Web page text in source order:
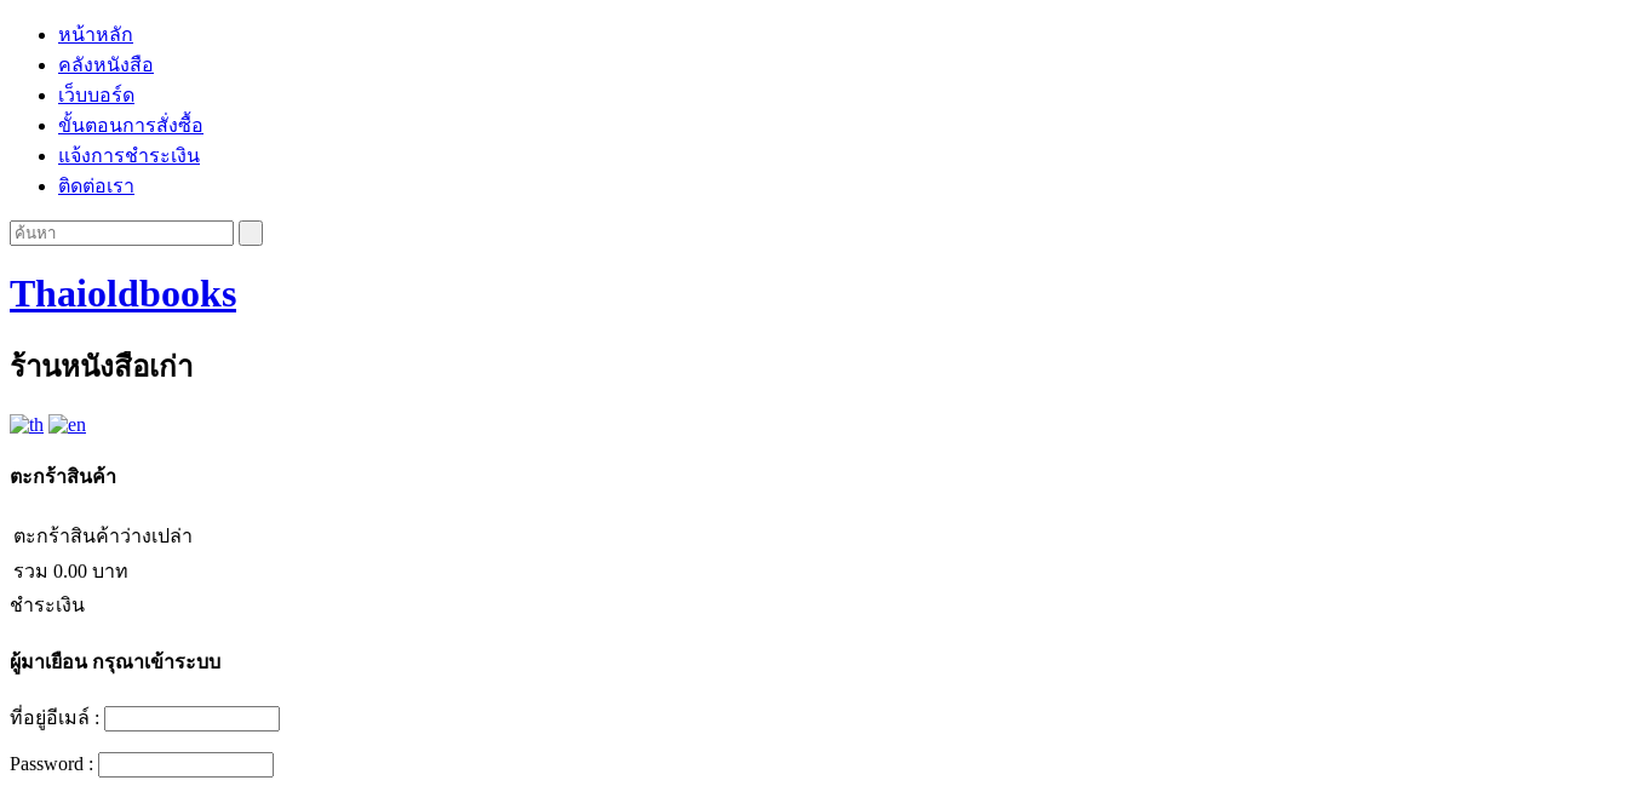
หน้าหลัก
คลังหนังสือ
เว็บบอร์ด
ขั้นตอนการสั่งซื้อ
แจ้งการชำระเงิน
ติดต่อเรา
Thaioldbooks
ร้านหนังสือเก่า
ตะกร้าสินค้า
ตะกร้าสินค้าว่างเปล่า
รวม 0.00 บาท
ชำระเงิน
ผู้มาเยือนกรุณาเข้าระบบ
ที่อยู่อีเมล์ :
Password :